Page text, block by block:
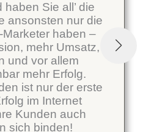
Vorteile.
nicht alles,
verdienen Sie
ein ständig
passives
und zwar nicht
die Sie
sondern auch
über die